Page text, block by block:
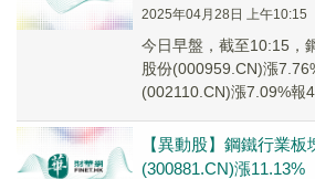
2025年04月28日 上午10:15
今日早盤，截至10:15，
股份(000959.CN)漲
(002110.CN)漲7.09%報
【異動股】鋼鐵行業
(300881.CN)漲11.13%